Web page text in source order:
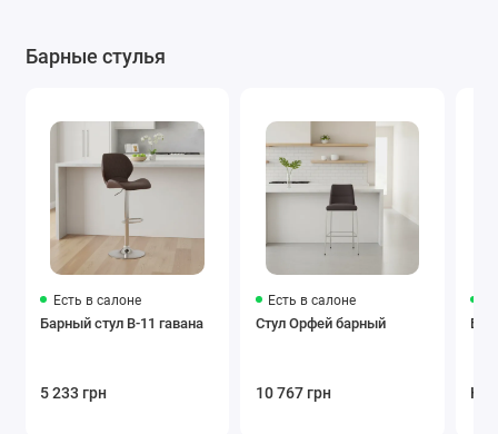
Барные стулья
Есть в салоне
Барный стул B-11 гавана
5 233 грн
Есть в салоне
Стул Орфей барный
10 767 грн